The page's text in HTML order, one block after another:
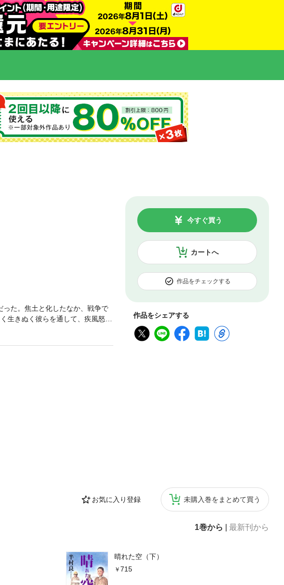
カートへ
今すぐ買う
作品をチェックする
作品をシェアする
お気に入り登録 未購入巻をまとめて買う
1巻から 最新刊から
晴れた空（下）
715
た。焦土と化したなか、戦争で
生きぬく彼らを通して、疾風怒濤
。